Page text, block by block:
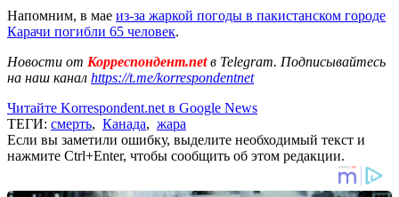
Напомним, в мае из-за жаркой погоды в пакистанском городе
Карачи погибли 65 человек.
Новости от Корреспондент.netв Telegram. Подписывайтесь
на наш канал https://t.me/korrespondentnet
Читайте Korrespondent.net в Google News
ТЕГИ: смерть, Канада, жара
Если вы заметили ошибку, выделите необходимый текст и
нажмите Ctrl+Enter, чтобы сообщить об этом редакции.